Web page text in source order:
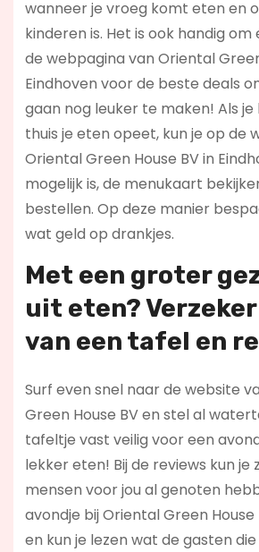
wanneer je vroeg komt eten en
kinderen is. Het is ook handig
de webpagina van Oriental
Eindhoven voor de beste deals
gaan nog leuker te maken! Als
thuis je eten opeet, kun je op de
Oriental Green House BV in
mogelijk is, de menukaart
bestellen. Op deze manier
wat geld op drankjes.
Met een groter
uit eten?
van een tafel en
Surf even snel naar de website
Green House BV en stel al
tafeltje vast veilig voor een
lekker eten! Bij de reviews kun je
mensen voor jou al genoten
avondje bij Oriental Green House
en kun je lezen wat de gasten